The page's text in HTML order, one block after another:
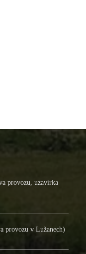
provozu, uzavírka
provozu v Lužanech)